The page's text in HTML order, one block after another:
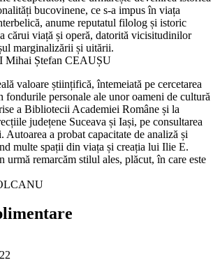
bucovinene, ce s-a impus în viața
anume reputatul filolog și istoric
cărui viață și operă, datorită vicisitudinilor
marginalizării și uitării.
Mihai Ștefan CEAUȘU
valoare științifică, întemeiată pe cercetarea
fondurile personale ale unor oameni de cultură
a Bibliotecii Academiei Române și la
județene Suceava și Iași, pe consultarea
a probat capacitate de analiză și
multe spații din viața și creația lui Ilie E.
remarcăm stilul ales, plăcut, în care este